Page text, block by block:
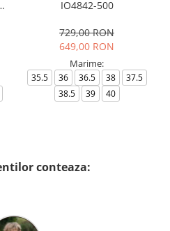
IO4842-500
729,00 RON
649,00 RON
Marime:
35.5 36 36.5 38
37.5
38.5
39 40
conteaza: